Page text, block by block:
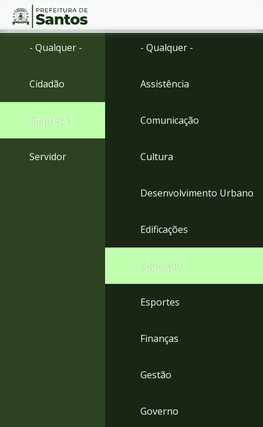
Ir
Ir
menu
Conteúdo
- Qualquer -
Cidadão
Empresa
Servidor
- Qualquer -
Assistência
Comunicação
Cultura
Desenvolvimento Urbano
Edificações
Educação
Esportes
Finanças
Gestão
Governo